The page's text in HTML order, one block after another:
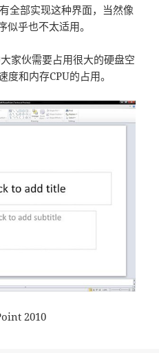
全部实现这种界面，当然像
似乎也不太适用。
家伙需要占用很大的硬盘空
和内存CPU的占用。
2010